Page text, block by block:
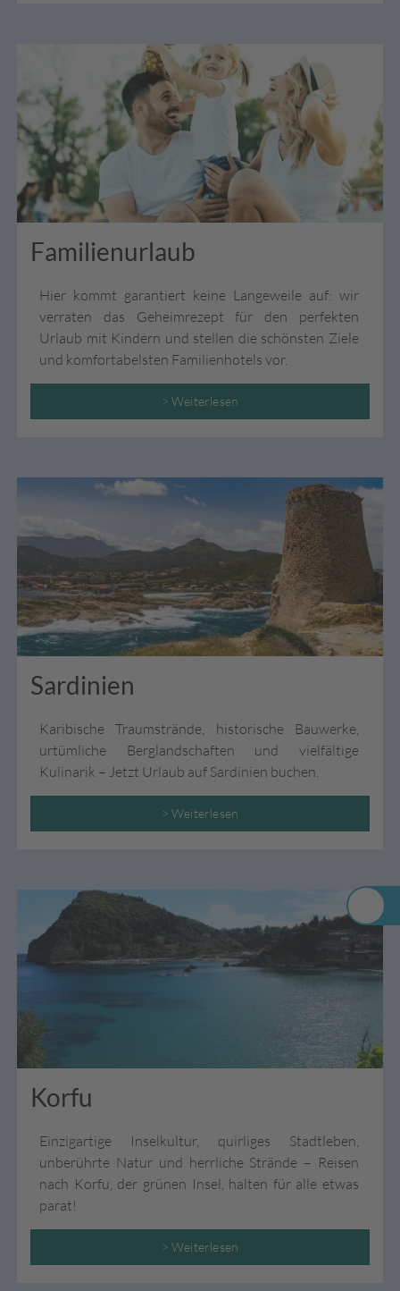
Familienurlaub
Hier kommt garantiert keine Langeweile auf: wir
verraten das Geheimrezept für den perfekten
Urlaub mit Kindern und stellen die schönsten Ziele
und komfortabelsten Familienhotels vor.
> Weiterlesen
Sardinien
Karibische Traumstrände, historische Bauwerke,
urtümliche Berglandschaften und vielfältige
Kulinarik – Jetzt Urlaub auf Sardinien buchen.
> Weiterlesen
Korfu
Einzigartige Inselkultur, quirliges Stadtleben,
unberührte Natur und herrliche Strände – Reisen
nach Korfu, der grünen Insel, halten für alle etwas
parat!
> Weiterlesen